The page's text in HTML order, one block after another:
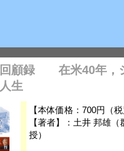
顧録 在米40年，
生
【本体価格：700円（
【著者】：土井 邦雄
授）